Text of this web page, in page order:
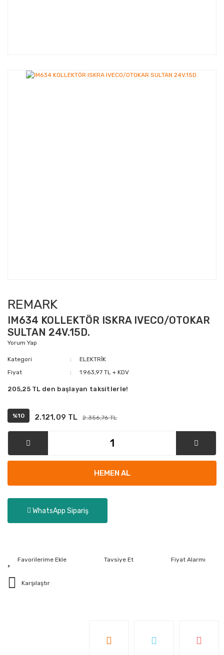
REMARK
IM634 KOLLEKTÖR ISKRA IVECO/OTOKAR
SULTAN 24V.15D.
Yorum Yap
Kategori
ELEKTRİK
Fiyat
1.963,97 TL + KDV
205,25 TL den başlayan taksitlerle!
%10 2.121,09 TL 2.356,76 TL
HEMEN AL
WhatsApp Sipariş
Tavsiye Et Fiyat Alarmı
Karşılaştır